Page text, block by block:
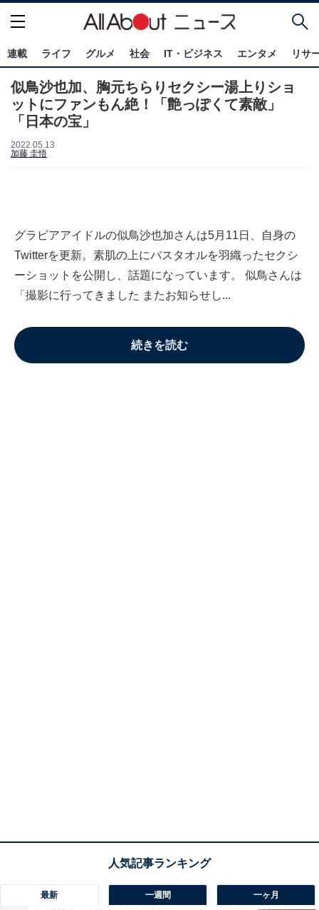
連載 ライフ グルメ 社会 IT・ビジネス エンタメ リサ
似鳥沙也加、胸元ちらりセクシー湯上りショ
ットにファンもん絶！「艶っぽくて素敵」
「日本の宝」
2022.05.13
加藤 圭悟
グラビアアイドルの似鳥沙也加さんは5月11日、自身の
Twitterを更新。素肌の上にバスタオルを羽織ったセクシ
ーショットを公開し、話題になっています。 似鳥さんは
「撮影に行ってきました またお知らせし...
続きを読む
最新 一週間 一ヶ月